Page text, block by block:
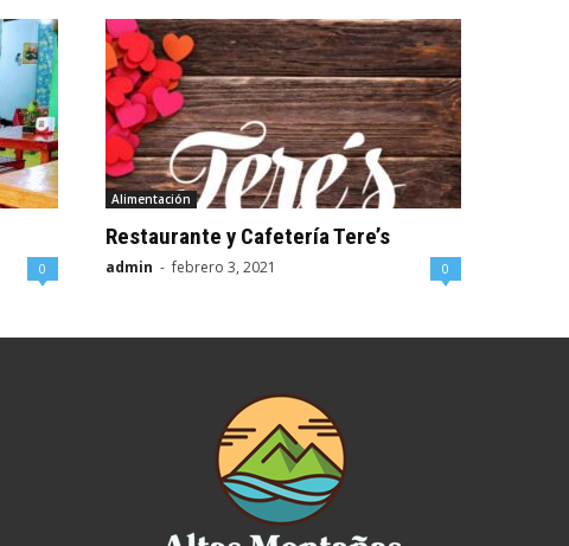
0
Alimentación
Restaurante y Cafetería Tere’s
admin - febrero 3, 2021 0